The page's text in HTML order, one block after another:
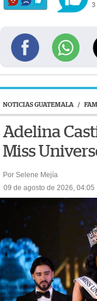
3
NOTICIAS GUATEMALA /
Adelina
Miss
Por Selene Mejía
09 de agosto de 2026, 04:05